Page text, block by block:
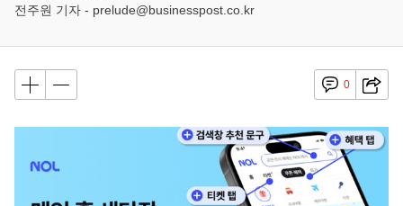
전주원 기자 - prelude@businesspost.co.kr
0